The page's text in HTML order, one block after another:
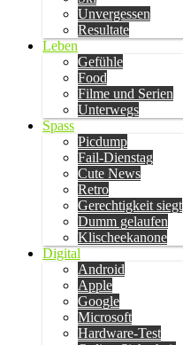
Unvergessen
Resultate
Leben
Gefühle
Food
Filme und Serien
Unterwegs
Spass
Picdump
Fail-Dienstag
Cute News
Retro
Gerechtigkeit siegt
Dumm gelaufen
Klischeekanone
Digital
Android
Apple
Google
Microsoft
Hardware-Test